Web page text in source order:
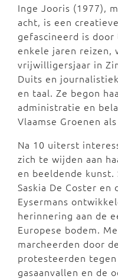
Inge Jooris (1977),
acht, is een
gefascineerd is
enkele jaren reizen,
vrijwilligersjaar in
Duits en
en taal. Ze begon
administratie en
Vlaamse Groenen
Na 10 uiterst
zich te wijden aan
en beeldende
Saskia De Coster en
Eysermans
herinnering aan de
Europese bodem.
marcheerden door
protesteerden
gasaanvallen en de